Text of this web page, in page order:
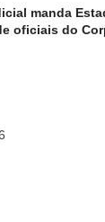
manda
oficiais do